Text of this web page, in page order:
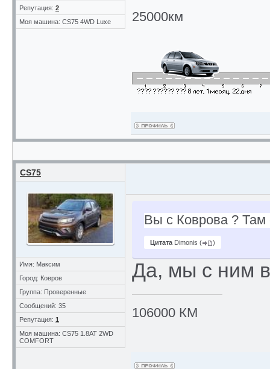
Репутация: 2
Моя машина: CS75 4WD Luxe
25000км
CS75
Имя: Максим
Город: Ковров
Группа: Проверенные
Сообщений: 35
Репутация: 1
Моя машина: CS75 1.8AT 2WD
COMFORT
Цитата Dimonis ( )
Вы с Коврова ? Там
Да, мы с ним
106000 КМ